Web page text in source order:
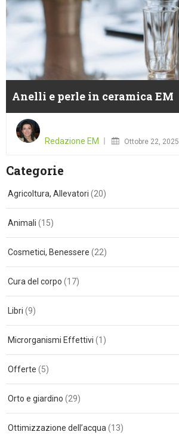
Anelli e perle in ceramica EM
Redazione EM
Ottobre 22, 2025
Categorie
Agricoltura, Allevatori (20)
Animali (15)
Cosmetici, Benessere (22)
Cura del corpo (17)
Libri (9)
Microrganismi Effettivi (1)
Offerte (5)
Orto e giardino (29)
Ottimizzazione dell’acqua (13)